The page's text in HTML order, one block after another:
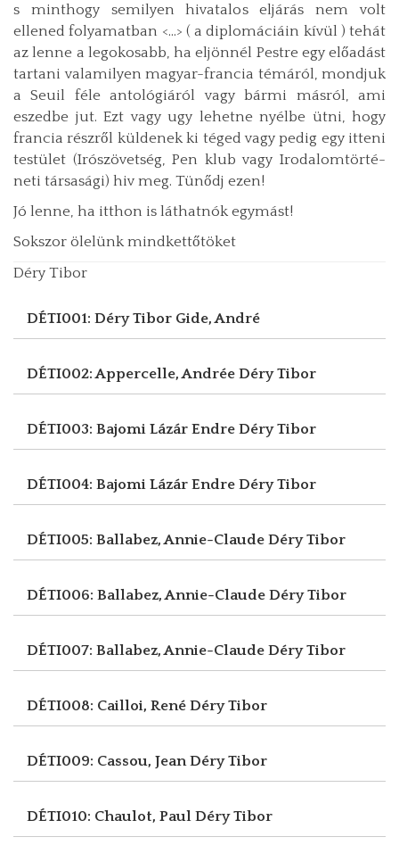
s minthogy semilyen hivatalos eljárás nem volt
ellened folyamatban <…> ( a diplomáciáin kívül ) tehát
az lenne a legokosabb, ha eljönnél Pestre egy előadást
tartani valamilyen magyar-francia témáról, mondjuk
a Seuil féle antológiáról vagy bármi másról, ami
eszedbe jut. Ezt vagy ugy lehetne nyélbe ütni, hogy
francia részről küldenek ki téged vagy pedig egy itteni
testület (Irószövetség, Pen klub vagy Irodalomtörté­
neti társasági) hiv meg. Tünődj ezen!
Jó lenne, ha itthon is láthatnók egymást!
Sokszor ölelünk mindkettőtöket
Déry Tibor
DÉTI001: Déry Tibor Gide, André
DÉTI002: Appercelle, Andrée Déry Tibor
DÉTI003: Bajomi Lázár Endre Déry Tibor
DÉTI004: Bajomi Lázár Endre Déry Tibor
DÉTI005: Ballabez, Annie-Claude Déry Tibor
DÉTI006: Ballabez, Annie-Claude Déry Tibor
DÉTI007: Ballabez, Annie-Claude Déry Tibor
DÉTI008: Cailloi, René Déry Tibor
DÉTI009: Cassou, JeanDéry Tibor
DÉTI010: Chaulot, Paul Déry Tibor